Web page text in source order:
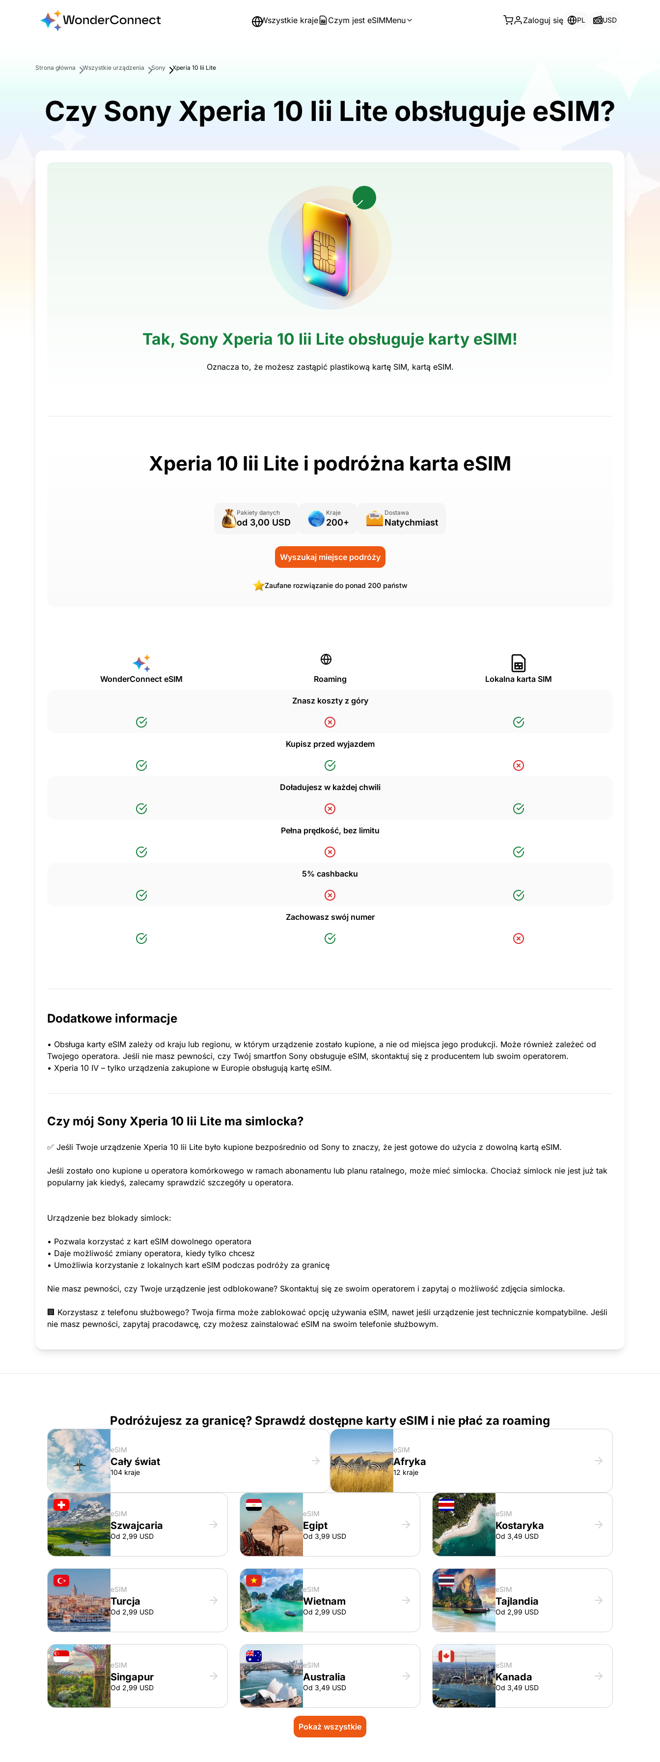
Wszystkie kraje Czym jest eSIMMenu Zaloguj się PL USD
Strona główna Wszystkie urządzenia Sony Xperia 10 Iii Lite
Czy Sony Xperia 10 Iii Lite obsługuje eSIM?
Tak, Sony Xperia 10 Iii Lite obsługuje karty eSIM!
Oznacza to, że możesz zastąpić plastikową kartę SIM, kartą eSIM.
Xperia 10 Iii Lite i podróżna karta eSIM
Pakiety danych
od 3,00 USD
Kraje
200+
Dostawa
Natychmiast
Wyszukaj miejsce podróży
Zaufane rozwiązanie do ponad 200 państw
WonderConnect eSIM Roaming Lokalna karta SIM
Znasz koszty z góry
Kupisz przed wyjazdem
Doładujesz w każdej chwili
Pełna prędkość, bez limitu
5% cashbacku
Zachowasz swój numer
Dodatkowe informacje
• Obsługa karty eSIM zależy od kraju lub regionu, w którym urządzenie zostało kupione, a nie od miejsca jego produkcji. Może również zależeć od
Twojego operatora. Jeśli nie masz pewności, czy Twój smartfon Sony obsługuje eSIM, skontaktuj się z producentem lub swoim operatorem.
• Xperia 10 IV – tylko urządzenia zakupione w Europie obsługują kartę eSIM.
Czy mój Sony Xperia 10 Iii Lite ma simlocka?
✅ Jeśli Twoje urządzenie Xperia 10 Iii Lite było kupione bezpośrednio od Sony to znaczy, że jest gotowe do użycia z dowolną kartą eSIM.
Jeśli zostało ono kupione u operatora komórkowego w ramach abonamentu lub planu ratalnego, może mieć simlocka. Chociaż simlock nie jest już tak
popularny jak kiedyś, zalecamy sprawdzić szczegóły u operatora.
Urządzenie bez blokady simlock:
• Pozwala korzystać z kart eSIM dowolnego operatora
• Daje możliwość zmiany operatora, kiedy tylko chcesz
• Umożliwia korzystanie z lokalnych kart eSIM podczas podróży za granicę
Nie masz pewności, czy Twoje urządzenie jest odblokowane? Skontaktuj się ze swoim operatorem i zapytaj o możliwość zdjęcia simlocka.
🏢 Korzystasz z telefonu służbowego? Twoja firma może zablokować opcję używania eSIM, nawet jeśli urządzenie jest technicznie kompatybilne. Jeśli
nie masz pewności, zapytaj pracodawcę, czy możesz zainstalować eSIM na swoim telefonie służbowym.
Podróżujesz za granicę? Sprawdź dostępne karty eSIM i nie płać za roaming
eSIM
Cały świat
104 kraje
eSIM
Afryka
12 kraje
eSIM
Szwajcaria
Od 2,99 USD
eSIM
Egipt
Od 3,99 USD
eSIM
Kostaryka
Od 3,49 USD
eSIM
Turcja
Od 2,99 USD
eSIM
Wietnam
Od 2,99 USD
eSIM
Tajlandia
Od 2,99 USD
eSIM
Singapur
Od 2,99 USD
eSIM
Australia
Od 3,49 USD
eSIM
Kanada
Od 3,49 USD
Pokaż wszystkie